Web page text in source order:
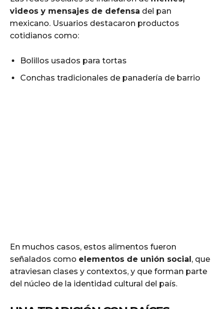
videos y mensajes de defensa del pan
mexicano. Usuarios destacaron productos
cotidianos como:
Bolillos usados para tortas
Conchas tradicionales de panadería de barrio
En muchos casos, estos alimentos fueron
señalados como elementos de unión social, que
atraviesan clases y contextos, y que forman parte
del núcleo de la identidad cultural del país.